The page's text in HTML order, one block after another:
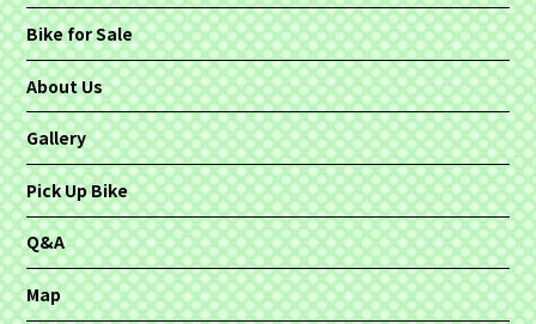
Bike for Sale
About Us
Gallery
Pick Up Bike
Q&A
Map